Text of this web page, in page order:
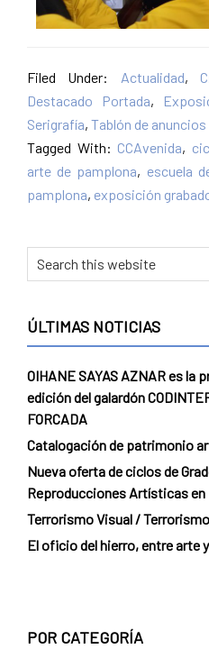
Filed Under: Actualidad,
Destacado Portada,
Serigrafía, Tablón de anuncios
Tagged With: CCAvenida,
arte de pamplona, escuela
pamplona, exposición
ÚLTIMAS NOTICIAS
OIHANE SAYAS AZNAR es la
edición del galardón
FORCADA
Catalogación de patrimonio
Nueva oferta de ciclos de
Reproducciones Artísticas en
Terrorismo Visual /
El oficio del hierro, entre arte
POR CATEGORÍA